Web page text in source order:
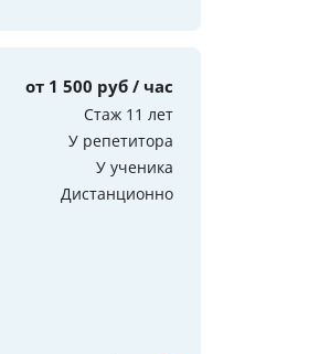
от 1 500 руб / час
Стаж 11 лет
У репетитора
У ученика
Дистанционно